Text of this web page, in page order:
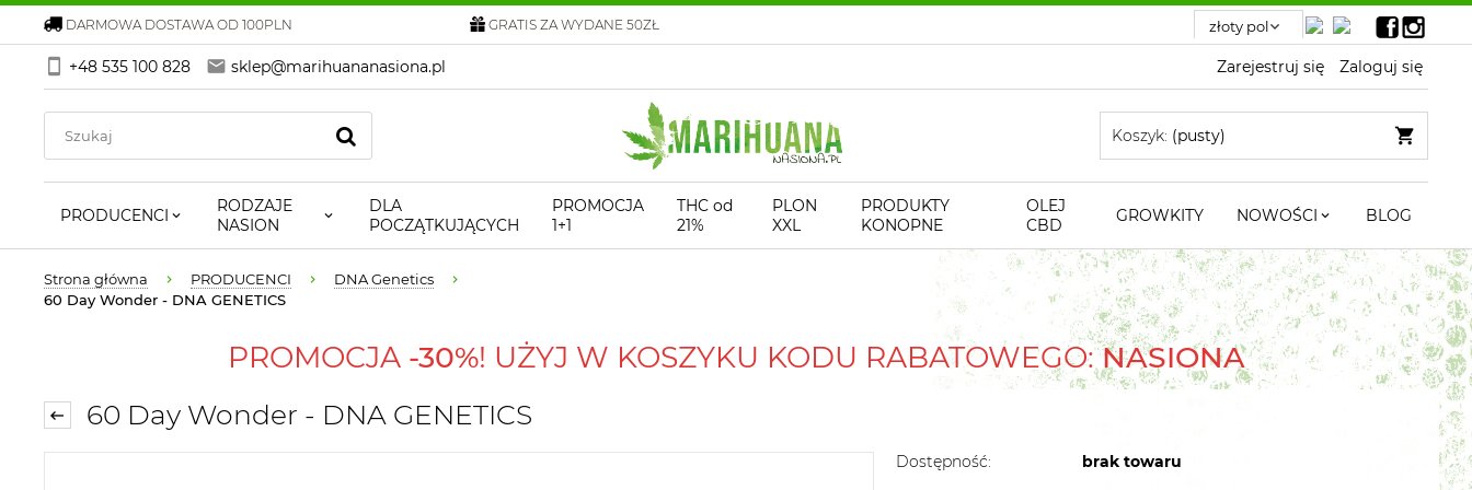
DARMOWA DOSTAWA OD 100PLN GRATIS ZA WYDANE 50ZŁ
+48 535 100 828 sklep@marihuananasiona.pl Zarejestruj się Zaloguj się
Koszyk: (pusty)
PRODUCENCI
RODZAJE
NASION
DLA
POCZĄTKUJĄCYCH
PROMOCJA
1+1
THC od
21%
PLON
XXL
PRODUKTY
KONOPNE
OLEJ
CBD
GROWKITY NOWOŚCI BLOG
Strona główna PRODUCENCI
DNA Genetics
60 Day Wonder - DNA GENETICS
PROMOCJA -30%! UŻYJ W KOSZYKU KODU RABATOWEGO:NASIONA
60 Day Wonder - DNA GENETICS
Dostępność: brak towaru